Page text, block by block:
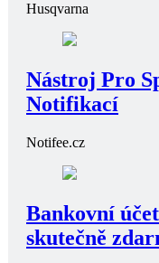
Husqvarna
Nástroj Pro
Notifikací
Notifee.cz
Bankovní
skutečně